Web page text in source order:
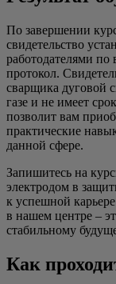
По завершении
свидетельство
работодателями по
протокол.
сварщика дуговой
газе и не имеет
позволит вам
практические
данной сфере.
Запишитесь на
электродом в
к успешной
в нашем центре –
стабильному
Как